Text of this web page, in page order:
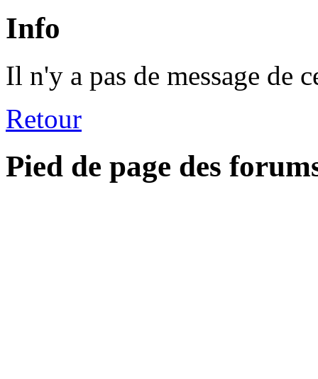
Info
Il n'y a pas de message de
Retour
Pied de page des